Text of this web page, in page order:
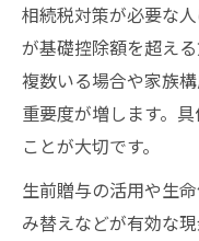
相続税対策が必要な
が基礎控除額を超え
複数いる場合や家族
重要度が増します。
ことが大切です。
生前贈与の活用や生
み替えなどが有効な